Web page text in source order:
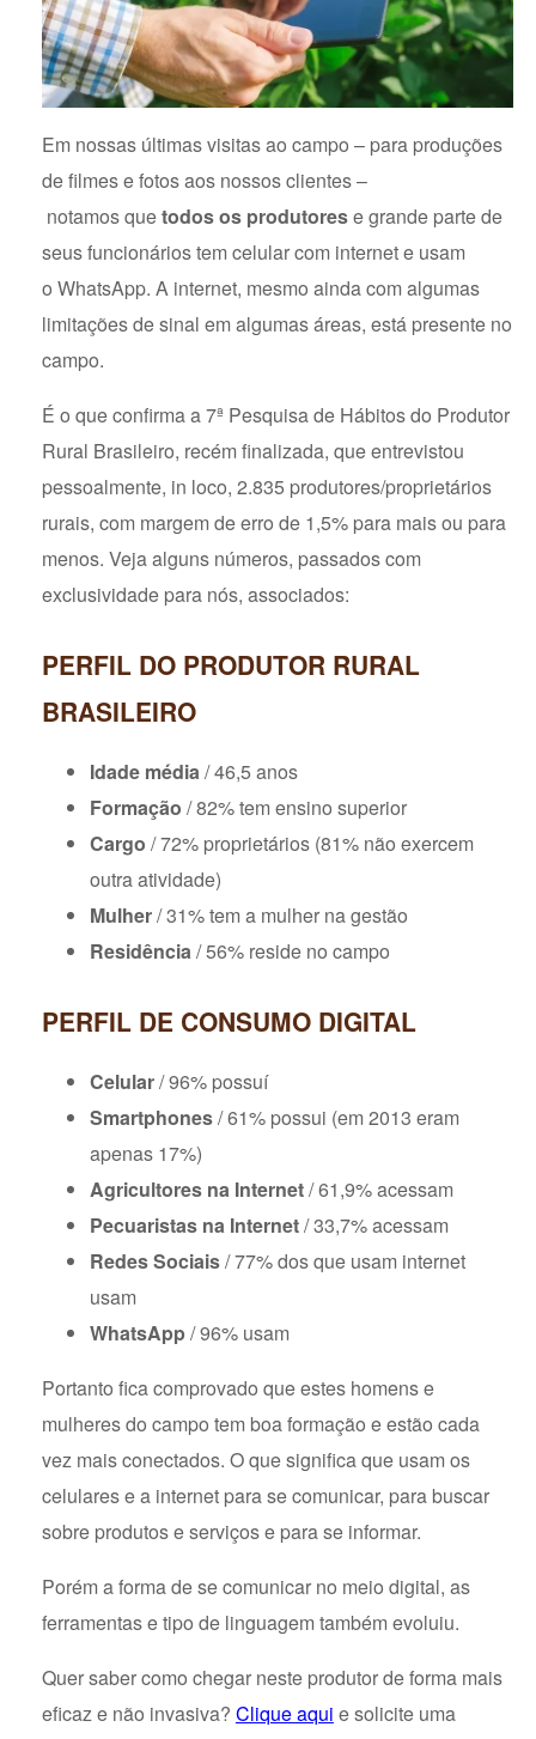
Em nossas últimas visitas ao campo – para produções
de filmes e fotos aos nossos clientes –
notamos quetodos os produtorese grande parte de
seus funcionários tem celular com internet e usam
o WhatsApp. A internet, mesmo ainda com algumas
limitações de sinal em algumas áreas, está presente no
campo.
É o que confirma a 7ª Pesquisa de Hábitos do Produtor
Rural Brasileiro, recém finalizada, que entrevistou
pessoalmente, in loco, 2.835 produtores/proprietários
rurais, com margem de erro de 1,5% para mais ou para
menos. Veja alguns números, passados com
exclusividade para nós, associados:
PERFIL DO PRODUTOR RURAL
BRASILEIRO
Idade média/ 46,5 anos
Formação / 82% tem ensino superior
Cargo / 72% proprietários (81% não exercem
outra atividade)
Mulher/ 31% tem a mulher na gestão
Residência/ 56% reside no campo
PERFIL DE CONSUMO DIGITAL
Celular/ 96% possuí
Smartphones/ 61% possui (em 2013 eram
apenas 17%)
Agricultores na Internet/ 61,9% acessam
Pecuaristas na Internet/ 33,7% acessam
Redes Sociais/ 77% dos que usam internet
usam
WhatsApp/ 96% usam
Portanto fica comprovado que estes homens e
mulheres do campo tem boa formação e estão cada
vez mais conectados. O que significa que usam os
celulares e a internet para se comunicar, para buscar
sobre produtos e serviços e para se informar.
Porém a forma de se comunicar no meio digital, as
ferramentas e tipo de linguagem também evoluiu.
Quer saber como chegar neste produtor de forma mais
eficaz e não invasiva? Clique aqui e solicite uma